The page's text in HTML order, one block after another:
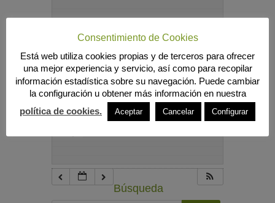
9:00 pm
10:00 pm
Búsqueda
Consentimiento de Cookies
Está web utiliza cookies propias y de terceros para ofrecer
una mejor experiencia y servicio, así como para recopilar
información estadística sobre su navegación. Puede cambiar
la configuración u obtener más información en nuestra
política de cookies.
Aceptar Cancelar Configurar